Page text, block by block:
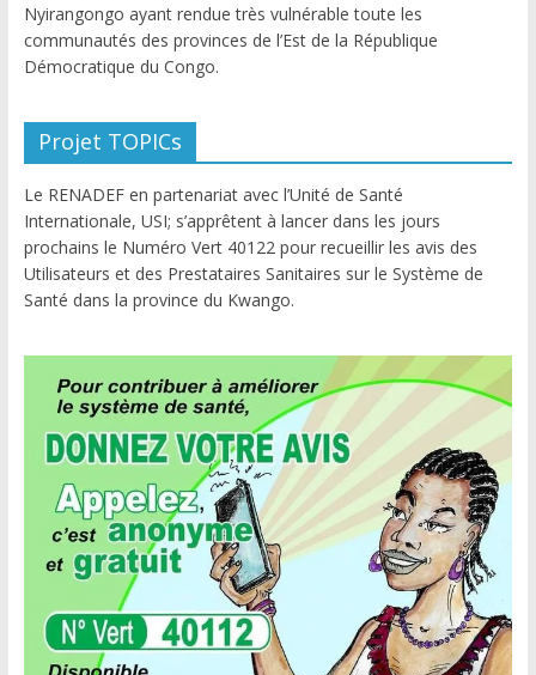
Nyirangongo ayant rendue très vulnérable toute les
communautés des provinces de l’Est de la République
Démocratique du Congo.
Projet TOPICs
Le RENADEF en partenariat avec l’Unité de Santé
Internationale, USI; s’apprêtent à lancer dans les jours
prochains le Numéro Vert 40122 pour recueillir les avis des
Utilisateurs et des Prestataires Sanitaires sur le Système de
Santé dans la province du Kwango.